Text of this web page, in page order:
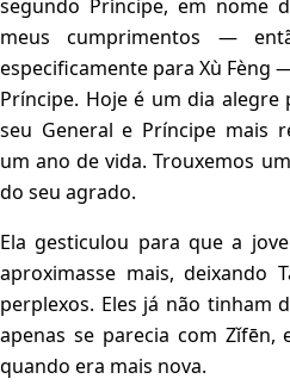
segundo Príncipe, em nome
meus cumprimentos —
especificamente para Xù Fèng
Príncipe. Hoje é um dia alegre
seu General e Príncipe mais
um ano de vida. Trouxemos
do seu agrado.
Ela gesticulou para que a
aproximasse mais, deixando
perplexos. Eles já não tinham
apenas se parecia com Zǐfēn,
quando era mais nova.